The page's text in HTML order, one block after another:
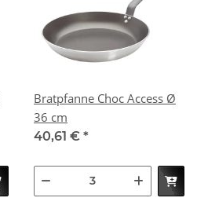
Bratpfanne Choc Access Ø
36 cm
40,61 € *